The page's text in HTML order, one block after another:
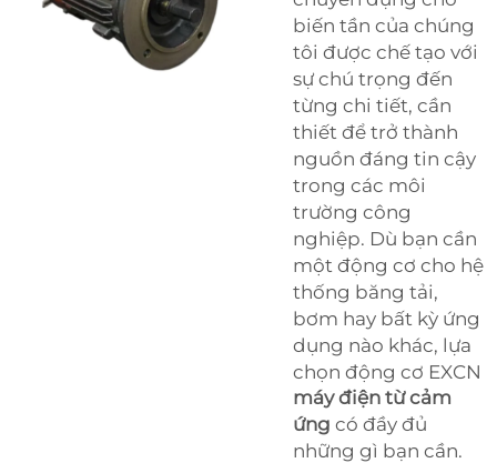
biến tần của chúng
tôi được chế tạo với
sự chú trọng đến
từng chi tiết, cần
thiết để trở thành
nguồn đáng tin cậy
trong các môi
trường công
nghiệp. Dù bạn cần
một động cơ cho hệ
thống băng tải,
bơm hay bất kỳ ứng
dụng nào khác, lựa
chọn động cơ EXCN
máy điện từ cảm
ứng có đầy đủ
những gì bạn cần.